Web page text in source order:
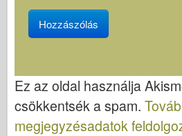
Ez az oldal használja
csökkentsék a spam.
megjegyzésadatok